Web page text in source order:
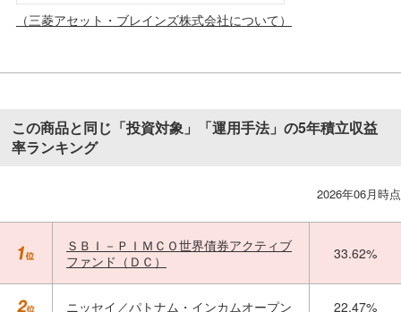
（三菱アセット・ブレインズ株式会社について）
この商品と同じ「投資対象」「運用手法」の5年積立収益
率ランキング
2026年06月時点
ＳＢＩ－ＰＩＭＣＯ世界債券アクティブ
ファンド（ＤＣ）
33.62%
ニッセイ／パトナム・インカムオープン 22.47%